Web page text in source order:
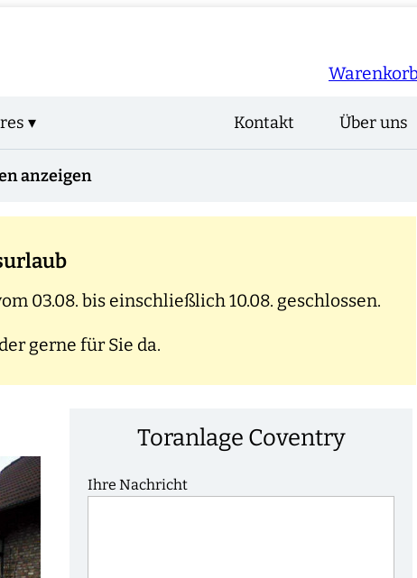
▾ Über uns
Kontakt
anzeigen
03.08. bis einschließlich 10.08. geschlossen.
gerne für Sie da.
Toranlage Coventry
Ihre Nachricht